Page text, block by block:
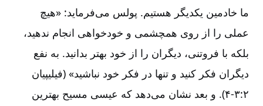
ما خادمین یکدیگر هستیم‌. پولس می‌فرماید: «هیچ
عملی را از روی همچشمی و خودخواهی انجام ندهید،
بلکه با فروتنی‌، دیگران را از خود بهتر بدانید. به نفع
دیگران فکر کنید و تنها در فکر خود نباشید» (فیلیپیان
۲:‏۳-‏۴). و بعد نشان می‌دهد که عیسی مسیح بهترین